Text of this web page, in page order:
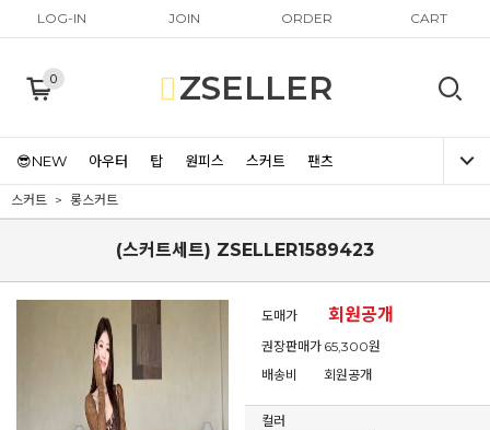
LOG-IN JOIN ORDER CART
0 ZSELLER
😎NEW 아우터 탑 원피스 스커트 팬츠
스커트 롱스커트
(스커트세트) ZSELLER1589423
도매가 회원공개
권장판매가 65,300원
배송비
회원공개
컬러